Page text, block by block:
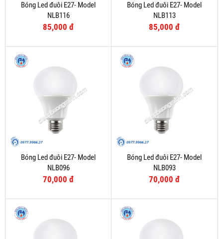
Bóng Led đuôi E27- Model
NLB116
85,000 đ
Bóng Led đuôi E27- Model
NLB113
85,000 đ
Bóng Led đuôi E27- Model
NLB096
70,000 đ
Bóng Led đuôi E27- Model
NLB093
70,000 đ